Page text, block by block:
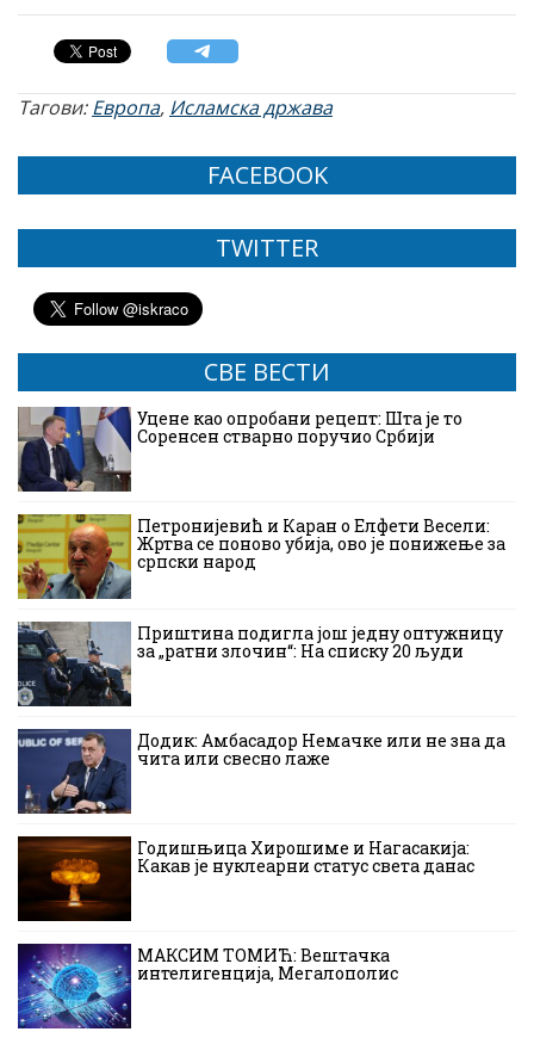
Тагови:Европа, Исламска држава
FACEBOOK
TWITTER
СВЕ ВЕСТИ
Уцене као опробани рецепт: Шта је то
Соренсен стварно поручио Србији
Петронијевић и Каран о Елфети Весели:
Жртва се поново убија, ово је понижење за
српски народ
Приштина подигла још једну оптужницу
за „ратни злочин“: На списку 20 људи
Додик: Амбасадор Немачке или не зна да
чита или свесно лаже
Годишњица Хирошиме и Нагасакија:
Какав је нуклеарни статус света данас
МАКСИМ ТОМИЋ: Вештачка
интелигенција, Мегалополис